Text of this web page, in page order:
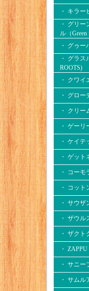
・ キラー
・ グリー
ル（
・ グゥー
・ グラス
ROOTS)
・ クワイ
・ グロ
・ クリー
・ ゲーリ
・ ケイテ
・ ゲット
・ コーモ
・ コット
・ サウザ
・ ザウル
・ ザクト
・ ZAPPU
・ サニー
・ サムル